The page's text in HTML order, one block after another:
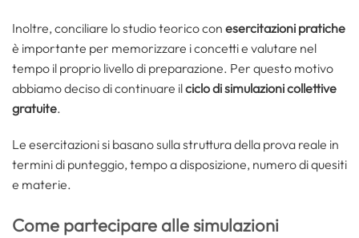
Inoltre, conciliare lo studio teorico con esercitazioni pratiche
è importante per memorizzare i concetti e valutare nel
tempo il proprio livello di preparazione. Per questo motivo
abbiamo deciso di continuare ilciclo di simulazioni collettive
gratuite.
Le esercitazioni si basano sulla struttura della prova reale in
termini di punteggio, tempo a disposizione, numero di quesiti
e materie.
Come partecipare alle simulazioni